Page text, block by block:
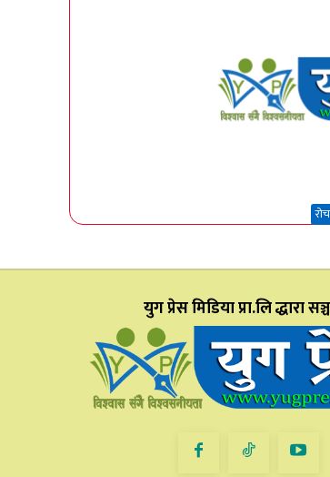
युग प्रेस मिडिया प्रा.लि द्धारा